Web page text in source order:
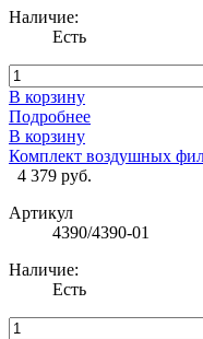
Наличие:
Есть
В корзину
Подробнее
В корзину
Комплект воздушных
4 379 руб.
Артикул
4390/4390-01
Наличие:
Есть